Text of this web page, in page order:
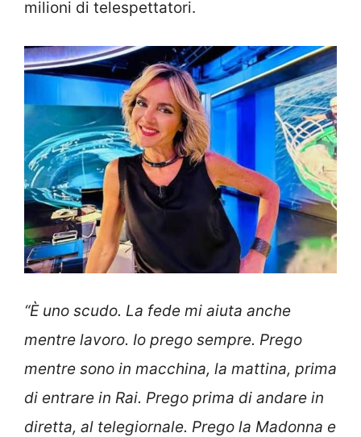
milioni di telespettatori.
“È uno scudo. La fede mi aiuta anche
mentre lavoro. Io prego sempre. Prego
mentre sono in macchina, la mattina, prima
di entrare in Rai. Prego prima di andare in
diretta, al telegiornale. Prego la Madonna e